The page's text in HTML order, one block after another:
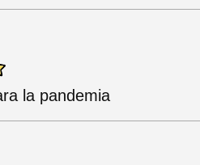
la pandemia